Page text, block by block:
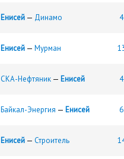
Енисей — Динамо
Енисей — Мурман
СКА-Нефтяник — Енисей
Байкал-Энергия — Енисей
Енисей — Строитель